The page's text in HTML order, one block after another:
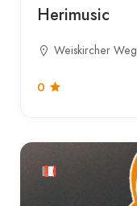
Herimusic
Weiskircher
0